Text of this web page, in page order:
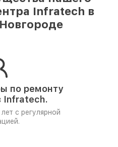
Infratech в
по ремонту
Infratech.
с регулярной